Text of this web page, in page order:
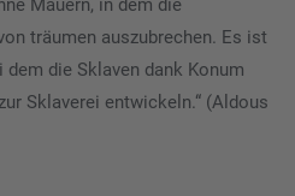
Mauern, in dem die
träumen auszubrechen. Es ist
die Sklaven dank Konum
Sklaverei entwickeln.“ (Aldous